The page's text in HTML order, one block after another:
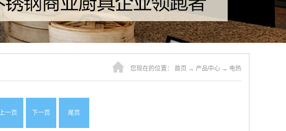
您现在的位置： 首页 → 产品中心 → 电热
一页 下一页 尾页